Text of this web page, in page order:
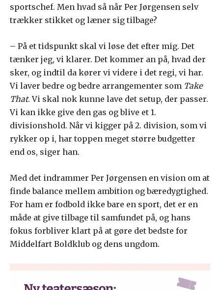
sportschef. Men hvad så når Per Jørgensen selv
trækker stikket og læner sig tilbage?
– På et tidspunkt skal vi løse det efter mig. Det
tænker jeg, vi klarer. Det kommer an på, hvad der
sker, og indtil da kører vi videre i det regi, vi har.
Vi laver bedre og bedre arrangementer som Take
That. Vi skal nok kunne lave det setup, der passer.
Vi kan ikke give den gas og blive et 1.
divisionshold. Når vi kigger på 2. division, som vi
rykker op i, har toppen meget større budgetter
end os, siger han.
Med det indrammer Per Jørgensen en vision om at
finde balance mellem ambition og bæredygtighed.
For ham er fodbold ikke bare en sport, det er en
måde at give tilbage til samfundet på, og hans
fokus forbliver klart på at gøre det bedste for
Middelfart Boldklub og dens ungdom.